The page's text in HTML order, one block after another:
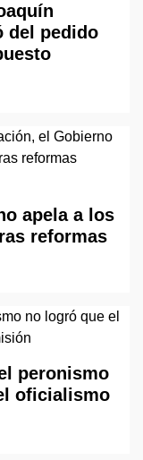
del pedido
apela a los
reformas
peronismo
oficialismo